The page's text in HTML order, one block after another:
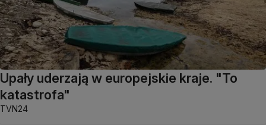
Upały uderzają w europejskie kraje. "To
katastrofa"
TVN24